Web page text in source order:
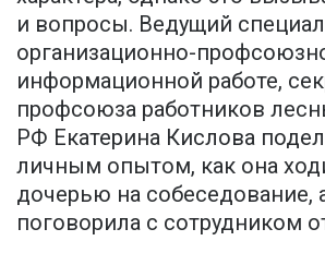
и вопросы. Ведущий
организационно-
информационной работе,
профсоюза работников
РФ Екатерина Кислова
личным опытом, как она
дочерью на собеседование,
поговорила с сотрудником